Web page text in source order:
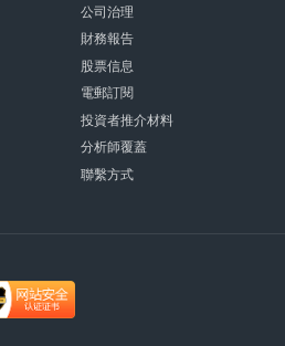
公司治理
財務報告
股票信息
電郵訂閱
投資者推介材料
分析師覆蓋
聯繫方式